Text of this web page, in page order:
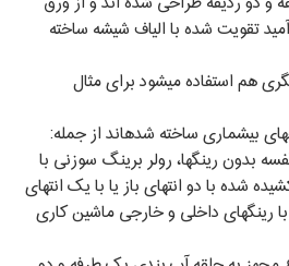
تقویت شده با الیاف شیشه ساخته
هم استفاده می‏شود برای مثال
بیشماری ساخته شده‏اند از جمله:
بدون رینگ‏ها، رولر برینگ سوزنی با
شده با دو انتهای باز یا با یک انتهای
رینگ‏های داخلی و خارجی ماشین ‏کاری